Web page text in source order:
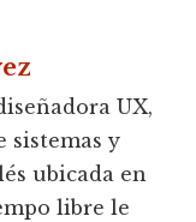
UX,
sistemas y
ubicada en
libre le